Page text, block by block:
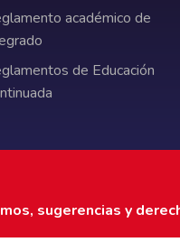
académico de
de Educación
sugerencias y